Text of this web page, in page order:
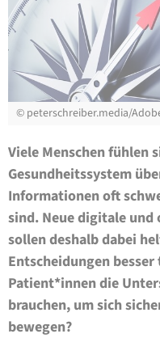
© peterschreiber.media/
Viele Menschen fühlen
Gesundheitssystem
Informationen oft
sind. Neue digitale
sollen deshalb dabei
Entscheidungen
Patient*innen die
brauchen, um sich
bewegen?